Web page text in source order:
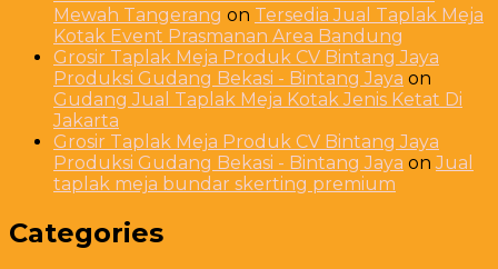
Mewah Tangerang on Tersedia Jual Taplak Meja
Kotak Event Prasmanan Area Bandung
Grosir Taplak Meja Produk CV Bintang Jaya
Produksi Gudang Bekasi - Bintang Jaya on
Gudang Jual Taplak Meja Kotak Jenis Ketat Di
Jakarta
Grosir Taplak Meja Produk CV Bintang Jaya
Produksi Gudang Bekasi - Bintang Jaya onJual
taplak meja bundar skerting premium
Categories